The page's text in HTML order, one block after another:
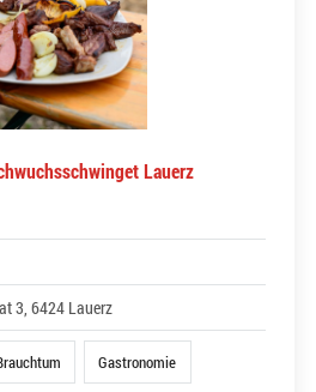
Lauerz
3, 6424 Lauerz
Gastronomie